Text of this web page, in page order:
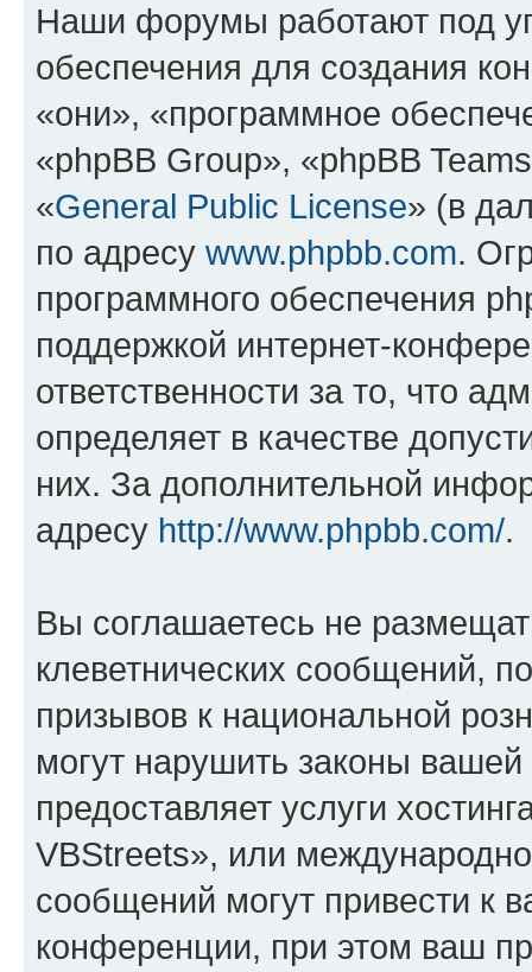
Наши форумы работают под
обеспечения для создания
«они», «программное
«phpBB Group», «phpBB
«General Public License» (в
по адресу www.phpbb.com.
программного обеспечения
поддержкой интернет-
ответственности за то, что
определяет в качестве
них. За дополнительной
адресу http://www.phpbb.com/.
Вы соглашаетесь не
клеветнических сообщений,
призывов к национальной
могут нарушить законы
предоставляет услуги
VBStreets», или
сообщений могут привести к
конференции, при этом ваш